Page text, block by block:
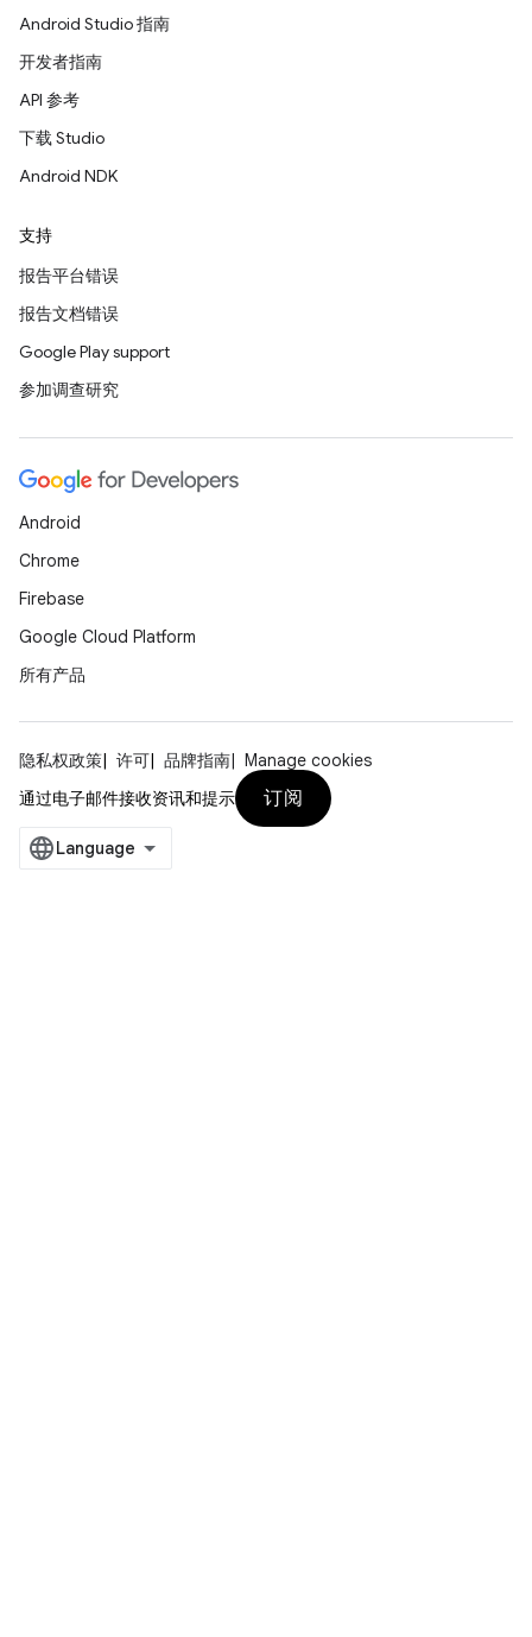
Android Studio 指南
开发者指南
API 参考
下载 Studio
Android NDK
支持
报告平台错误
报告文档错误
Google Play support
参加调查研究
Android
Chrome
Firebase
Google Cloud Platform
所有产品
隐私权政策 许可 品牌指南
Manage cookies
通过电子邮件接收资讯和提示
订阅